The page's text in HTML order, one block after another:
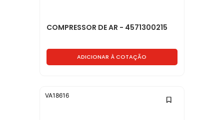
COMPRESSOR DE AR - 4571300215
ADICIONAR À COTAÇÃO
VA18616